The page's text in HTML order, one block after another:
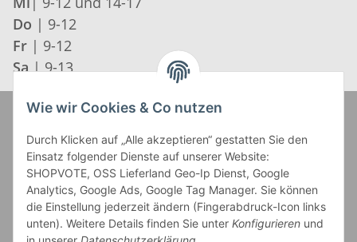
Do | 9-12
Fr | 9-12
Sa | 9-13
Wie wir Cookies & Co nutzen
Durch Klicken auf „Alle akzeptieren“ gestatten Sie den
Einsatz folgender Dienste auf unserer Website:
SHOPVOTE, OSS Lieferland Geo-Ip Dienst, Google
Analytics, Google Ads, Google Tag Manager. Sie können
die Einstellung jederzeit ändern (Fingerabdruck-Icon links
unten). Weitere Details finden Sie unter Konfigurieren und